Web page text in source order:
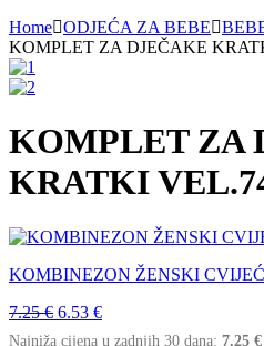
Home ODJEĆA ZA BEBE
KOMPLET ZA DJEČAKE
KOMPLET ZA
KRATKI
KOMBINEZON ŽENSKI
7.25€ 6.53 €
Najniža cijena u zadnjih 30 dana: 7.25 €